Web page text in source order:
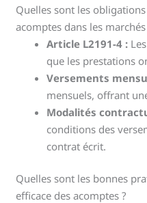
Quelles sont les
acomptes dans les
Article L2191-4 :
que les prestations
Versements
mensuels, offrant
Modalités
conditions des
contrat écrit.
Quelles sont les bonnes
efficace des acomptes ?